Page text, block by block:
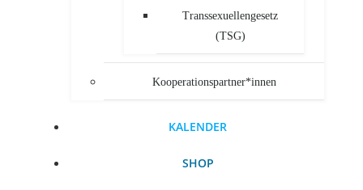
Transsexuellengesetz
(TSG)
Kooperationspartner*innen
KALENDER
SHOP